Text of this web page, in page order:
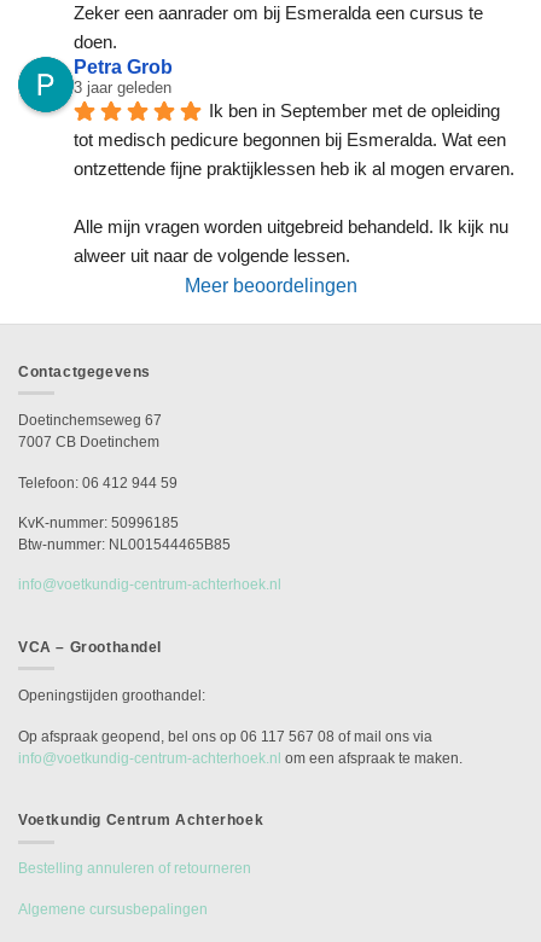
Zeker een aanrader om bij Esmeralda een cursus te
doen.
Petra Grob
3 jaar geleden
Ik ben in September met de opleiding
tot medisch pedicure begonnen bij Esmeralda. Wat een
ontzettende fijne praktijklessen heb ik al mogen ervaren.
Alle mijn vragen worden uitgebreid behandeld. Ik kijk nu
alweer uit naar de volgende lessen.
Meer beoordelingen
Contactgegevens
Doetinchemseweg 67
7007 CB Doetinchem
Telefoon: 06 412 944 59
KvK-nummer: 50996185
Btw-nummer: NL001544465B85
info@voetkundig-centrum-achterhoek.nl
VCA – Groothandel
Openingstijden groothandel:
Op afspraak geopend, bel ons op 06 117 567 08 of mail ons via
info@voetkundig-centrum-achterhoek.nl om een afspraak te maken.
Voetkundig Centrum Achterhoek
Bestelling annuleren of retourneren
Algemene cursusbepalingen